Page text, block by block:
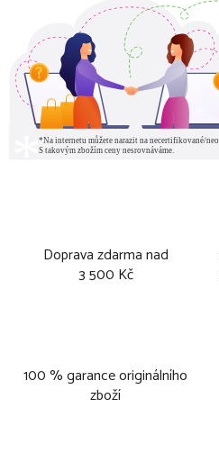
Doprava zdarma nad
3 500 Kč
100 % garance originálního
zboží